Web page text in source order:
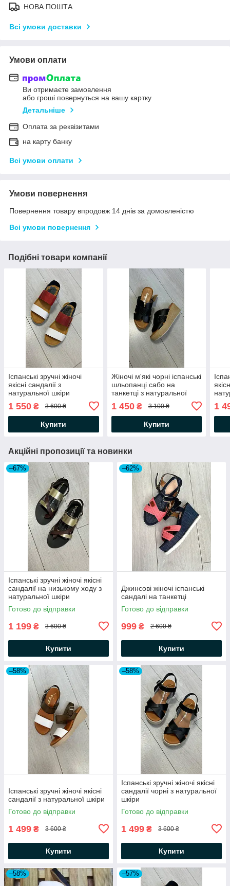
НОВА ПОШТА
Всі умови доставки
Умови оплати
Ви отримаєте замовлення
або гроші повернуться на вашу картку
Детальніше
Оплата за реквізитами
на карту банку
Всі умови оплати
Умови повернення
Повернення товару впродовж 14 днів за домовленістю
Всі умови повернення
Подібні товари компанії
Іспанські зручні жіночі
якісні сандалії з
натуральної шкіри
1 550 ₴ 3 600 ₴
Купити
Жіночі м'які чорні іспанські
шльопанці сабо на
танкетці з натуральної
1 450₴ 3 100 ₴
Купити
1
Акційні пропозиції та новинки
–67%
Іспанські зручні жіночі якісні
сандалії на низькому ходу з
натуральної шкіри
Готово до відправки
1 199 ₴ 3 600 ₴
Купити
–62%
Джинсові жіночі іспанські
сандалі на танкетці
Готово до відправки
999 ₴ 2 600 ₴
Купити
–58%
Іспанські зручні жіночі якісні
сандалії з натуральної шкіри
Готово до відправки
1 499 ₴ 3 600 ₴
Купити
–58%
Іспанські зручні жіночі якісні
сандалії чорні з натуральної
шкіри
Готово до відправки
1 499 ₴ 3 600 ₴
Купити
–58% –57%